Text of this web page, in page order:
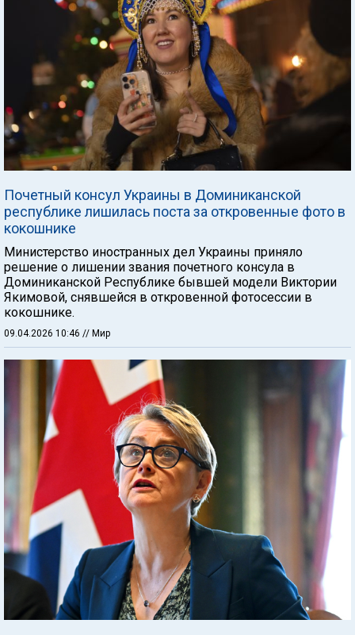
Почетный консул Украины в Доминиканской
республике лишилась поста за откровенные фото в
кокошнике
Министерство иностранных дел Украины приняло
решение о лишении звания почетного консула в
Доминиканской Республике бывшей модели Виктории
Якимовой, снявшейся в откровенной фотосессии в
кокошнике.
09.04.2026 10:46 // Мир